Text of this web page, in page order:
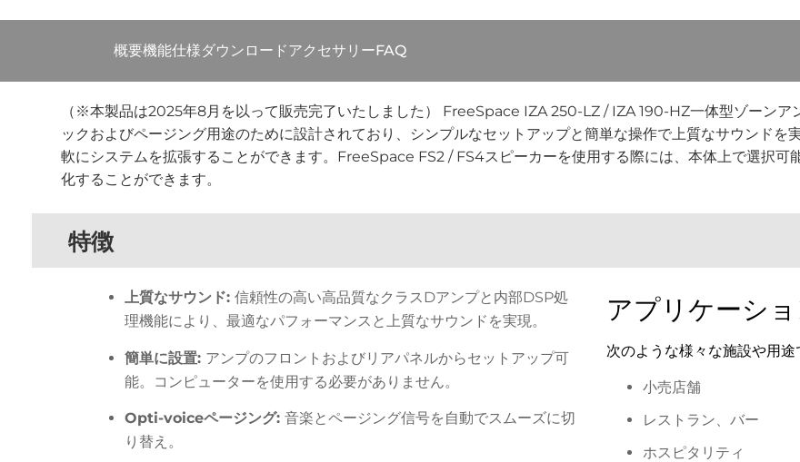
概要機能仕様ダウンロードアクセサリーFAQ
（※本製品は2025年8月を以って販売完了いたしました） FreeSpace IZA 250-LZ / IZA 190-HZ一体型ゾーンア
ックおよびページング用途のために設計されており、シンプルなセットアップと簡単な操作で上質なサウンドを
軟にシステムを拡張することができます。FreeSpace FS2 / FS4スピーカーを使用する際には、本体上で選択可
化することができます。
特徴
上質なサウンド: 信頼性の高い高品質なクラスDアンプと内部DSP処
理機能により、最適なパフォーマンスと上質なサウンドを実現。
簡単に設置: アンプのフロントおよびリアパネルからセットアップ可
能。コンピューターを使用する必要がありません。
Opti-voiceページング: 音楽とページング信号を自動でスムーズに切
り替え。
アプリケーシ
次のような様々な施設や用途
小売店舗
レストラン、バー
ホスピタリティ